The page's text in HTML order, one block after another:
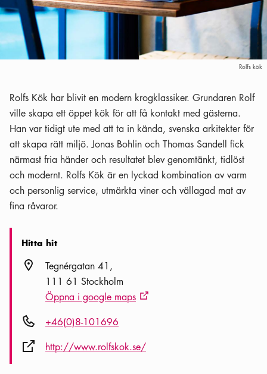
Rolfs kök
Rolfs Kök har blivit en modern krogklassiker. Grundaren Rolf
ville skapa ett öppet kök för att få kontakt med gästerna.
Han var tidigt ute med att ta in kända, svenska arkitekter för
att skapa rätt miljö. Jonas Bohlin och Thomas Sandell fick
närmast fria händer och resultatet blev genomtänkt, tidlöst
och modernt. Rolfs Kök är en lyckad kombination av varm
och personlig service, utmärkta viner och vällagad mat av
fina råvaror.
Hitta hit
Plats ikonTegnérgatan 41
111 61 Stockholm
Öppna i google maps Extern ikon
Telefon ikon+46(0)8-101696
Extern ikonhttp://www.rolfskok.se/